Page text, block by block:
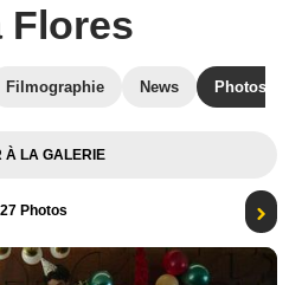
Flores
Filmographie News Photos
À LA GALERIE
Photos